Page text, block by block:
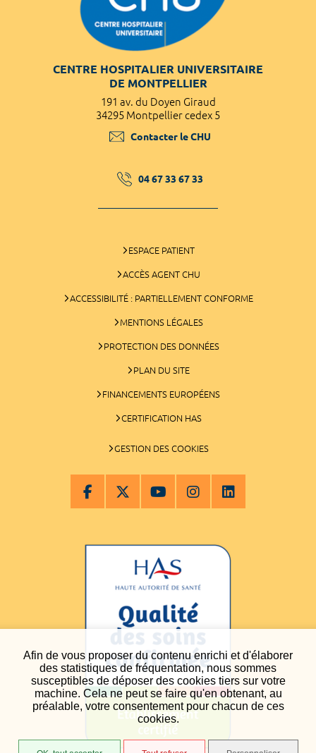
Afin de vous proposer du contenu enrichi et d'élaborer
des statistiques de fréquentation, nous sommes
susceptibles de déposer des cookies tiers sur votre
machine. Cela ne peut se faire qu'en obtenant, au
préalable, votre consentement pour chacun de ces
cookies.
CENTRE HOSPITALIER UNIVERSITAIRE
DE MONTPELLIER
191 av. du Doyen Giraud
34295 Montpellier cedex 5
Contacter le CHU
04 67 33 67 33
ESPACE PATIENT
ACCÈS AGENT CHU
ACCESSIBILITÉ : PARTIELLEMENT CONFORME
MENTIONS LÉGALES
PROTECTION DES DONNÉES
PLAN DU SITE
FINANCEMENTS EUROPÉENS
CERTIFICATION HAS
GESTION DES COOKIES